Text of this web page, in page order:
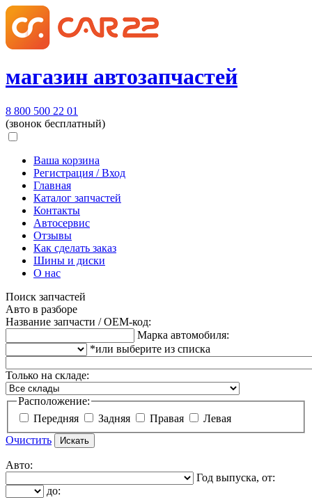
магазин автозапчастей
8 800 500 22 01
(звонок бесплатный)
Ваша корзина
Регистрация / Вход
Главная
Каталог запчастей
Контакты
Автосервис
Отзывы
Как сделать заказ
Шины и диски
О нас
Поиск запчастей
Авто в разборе
Название запчасти / OEM-код:
Марка автомобиля:
*или выберите из списка
Только на складе:
Расположение:
Передняя
Задняя Правая
Левая
Очистить
Авто:
Год выпуска, от:
до: